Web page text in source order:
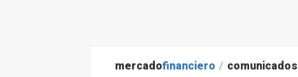
mercadofinanciero / comunicados